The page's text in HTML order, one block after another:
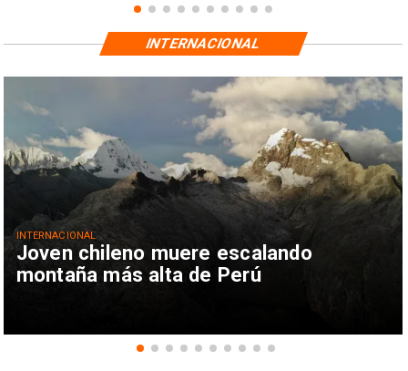
Joven chileno muere escalando
montaña más alta de Perú
INTERNACIONAL
INTERNACIONAL